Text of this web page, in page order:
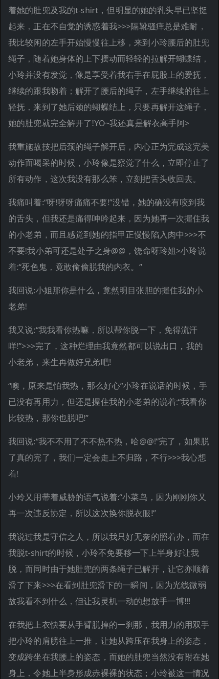
着她的肚兜及我的t-shirt，但明显的她的乳头早已坚挺
起来，正在不自觉的诱惑着我>>>隔靴骚痒总是难耐，
我比较闲的左手开始慢慢往上移，来到小玲腰后的肚兜
绳子，随着她身体的上下摆动而轻轻的拉解开蝴蝶结，
小玲并没有发觉，像是享受着我右手在屁股上的爱抚，
继续的跟我吻着；解开了腰后的绳子，左手继续的往上
轻抚，来到了她后颈的蝴蝶结上，只要再解开这绳子，
她的肚兜就完全解开了!YO~我还真是解衣高手阿>
我重施故技把后颈的绳子解开后，内心正为完成这完美
动作而喝采的时候，小玲像是察觉了什么，立即停止了
所有动作，这次我没有那么笨，立刻把舌头收回去。
我痛叫着:“呀!呀呀痛痛不要!”没错，她的确没有咬到我
的舌头，但我还是痛得呻吟起来，因为她再一次握住我
的小老弟，而且感觉到她的指甲正慢慢陷入肉中>>>不
不要!我小弟可还是处子之身@@，饶命呀玲姐>小玲说
着:“死色鬼，竟敢偷偷脱我的内衣。”
我回说:小姐那你是什么，竟然明目张胆的握住我的小
老弟!
我又说:“我我看你热嘛，所以帮你脱一下，免得流汗
咩!”>>>完了，这种烂理由我竟然都可以说出口，我的
小老弟，来生再做好兄弟吧!
“噢，原来是怕我热，那么好心”小玲在说话的时候，手
已没有再用力，但还是握住我的小老弟的说着:“我看你
比较热，那你也脱吧!”
我回说:“我不不用了不不热不热，哈@@!”完了，如果脱
了真的完了，我们一定会走上不归路，不行>>>我心想
着!
小玲又用带着威胁的语气说着:“小菜鸟，因为刚刚你又
再一次违反协定，所以这次换你脱衣服!”
我说过我是守信之人，所以我只好无奈的照着办，而在
我脱t-shirt的时候，小玲不免要移一下上半身好让我
脱，而同时由于她肚兜的两条绳子已解开，让它亦顺着
滑了下来>>>在看到肚兜滑下的一瞬间，因为光线微弱
故我看不到什么，但让我灵机一动的想放手一博!!!
在我把上衣快要从手臂脱掉的一刹那，我用力的用双手
把小玲的肩膀往上一推，让她从跨压在我身上的姿态，
变成跨坐在我腰上的姿态，而她的肚兜当然没有附在她
身上，令她上半身形成赤裸裸的状态；小玲被这一情况